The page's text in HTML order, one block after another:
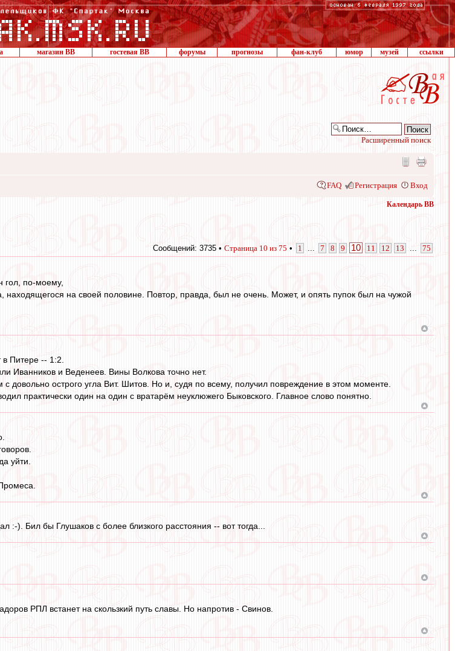
магазин ВВ гостевая ВВ форумы прогнозы фан-клуб юмор музей ссылки
Расширенный поиск
FAQ Регистрация Вход
Календарь ВВ
Сообщений: 3735 • Страница 10 из 75 • 1 7 8 9 10 11 12 13 75
гол, по-моему,
находящегося на своей половине. Повтор, правда, был не очень. Может, и опять пупок был на чужой
Питере -- 1:2.
Иванников и Веденеев. Вины Волкова точно нет.
довольно острого угла Вит. Шитов. Но и, судя по всему, получил повреждение в этом моменте.
практически один на один с вратарём неуклюжего Быковского. Главное слово понятно.
уйти.
:-). Бил бы Глушаков с более близкого расстояния -- вот тогда...
РПЛ встанет на скользкий путь славы. Но напротив - Свинов.